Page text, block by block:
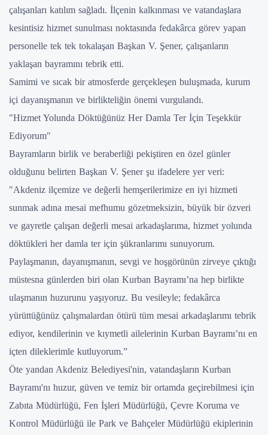
çalışanları katılım sağladı. İlçenin kalkınması ve vatandaşlara
kesintisiz hizmet sunulması noktasında fedakârca görev yapan
personelle tek tek tokalaşan Başkan V. Şener, çalışanların
yaklaşan bayramını tebrik etti.
Samimi ve sıcak bir atmosferde gerçekleşen buluşmada, kurum
içi dayanışmanın ve birlikteliğin önemi vurgulandı.
"Hizmet Yolunda Döktüğünüz Her Damla Ter İçin Teşekkür
Ediyorum"
Bayramların birlik ve beraberliği pekiştiren en özel günler
olduğunu belirten Başkan V. Şener şu ifadelere yer veri:
"Akdeniz ilçemize ve değerli hemşerilerimize en iyi hizmeti
sunmak adına mesai mefhumu gözetmeksizin, büyük bir özveri
ve gayretle çalışan değerli mesai arkadaşlarıma, hizmet yolunda
döktükleri her damla ter için şükranlarımı sunuyorum.
Paylaşmanın, dayanışmanın, sevgi ve hoşgörünün zirveye çıktığı
müstesna günlerden biri olan Kurban Bayramı’na hep birlikte
ulaşmanın huzurunu yaşıyoruz. Bu vesileyle; fedakârca
yürüttüğünüz çalışmalardan ötürü tüm mesai arkadaşlarımı tebrik
ediyor, kendilerinin ve kıymetli ailelerinin Kurban Bayramı’nı en
içten dileklerimle kutluyorum.”
Öte yandan Akdeniz Belediyesi'nin, vatandaşların Kurban
Bayramı'nı huzur, güven ve temiz bir ortamda geçirebilmesi için
Zabıta Müdürlüğü, Fen İşleri Müdürlüğü, Çevre Koruma ve
Kontrol Müdürlüğü ile Park ve Bahçeler Müdürlüğü ekiplerinin